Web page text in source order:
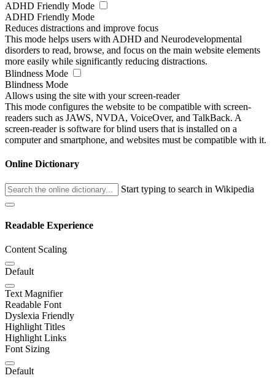
ADHD Friendly Mode
ADHD Friendly Mode
Reduces distractions and improve focus
This mode helps users with ADHD and Neurodevelopmental
disorders to read, browse, and focus on the main website elements
more easily while significantly reducing distractions.
Blindness Mode
Blindness Mode
Allows using the site with your screen-reader
This mode configures the website to be compatible with screen-
readers such as JAWS, NVDA, VoiceOver, and TalkBack. A
screen-reader is software for blind users that is installed on a
computer and smartphone, and websites must be compatible with it.
Online Dictionary
Start typing to search in Wikipedia
Readable Experience
Content Scaling
Default
Text Magnifier
Readable Font
Dyslexia Friendly
Highlight Titles
Highlight Links
Font Sizing
Default